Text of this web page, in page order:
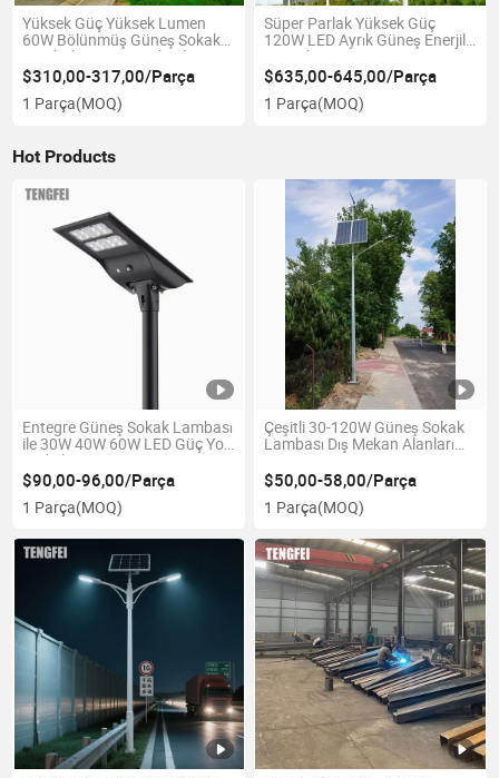
Yüksek Güç Yüksek Lumen
60W Bölünmüş Güneş Sokak
Lambaları LED Lamba ile
$310,00-317,00/Parça
1 Parça(MOQ)
Süper Parlak Yüksek Güç
120W LED Ayrık Güneş Enerjili
Otoyol Işığı
$635,00-645,00/Parça
1 Parça(MOQ)
Hot Products
Entegre Güneş Sokak Lambası
ile 30W 40W 60W LED Güç Yol
Aydınlatması
$90,00-96,00/Parça
1 Parça(MOQ)
Çeşitli 30-120W Güneş Sokak
Lambası Dış Mekan Alanları
$50,00-58,00/Parça
1 Parça(MOQ)